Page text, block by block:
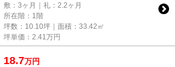
敷：3ヶ月｜礼：2.2ヶ月
所在階：1階
坪数：10.10坪｜面積：33.42㎡
坪単価： 2.41 万円
18.7万円